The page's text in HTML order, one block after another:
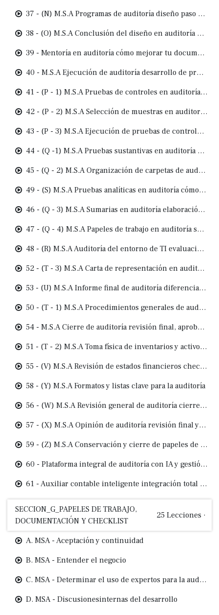
37 - (N) M.S.A Programas de auditoría diseño paso a paso por cuenta y aseveración
38 - (O) M.S.A Conclusión del diseño en auditoría documentar criterios y decisiones finales
39 - Mentoría en auditoría cómo mejorar tu documentación con revisión de calidad
40 - M.S.A Ejecución de auditoría desarrollo de pruebas, diferencias y documentación final
41 - (P - 1) M.S.A Pruebas de controles en auditoría cómo documentar y calcular muestras
42 - (P - 2) M.S.A Selección de muestras en auditoría métodos prácticos y herramientas de apoyo
43 - (P - 3) M.S.A Ejecución de pruebas de controles pasos para una documentación efectiva
44 - (Q -1) M.S.A Pruebas sustantivas en auditoría organización y documentación de sumarias
45 - (Q - 2) M.S.A Organización de carpetas de auditoría estructura, archivos y ejemplos prácticos
49 - (S) M.S.A Pruebas analíticas en auditoría cómo detectar variaciones y riesgos
46 - (Q - 3) M.S.A Sumarias en auditoría elaboración, referencias y control de ajustes
47 - (Q - 4) M.S.A Papeles de trabajo en auditoría sumarias, ajustes y confirmaciones
48 - (R) M.S.A Auditoría del entorno de TI evaluación de cambios y control de vulnerabilidades
52 - (T - 3) M.S.A Carta de representación en auditoría función, alcance y salvaguarda del auditor
53 - (U) M.S.A Informe final de auditoría diferencias, ajustes y comunicación a la gerencia
50 - (T - 1) M.S.A Procedimientos generales de auditoría confirmaciones externas y saldos
54 - M.S.A Cierre de auditoría revisión final, aprobación y entrega de documentación
51 - (T - 2) M.S.A Toma física de inventarios y activos fijos asegurando la existencia en auditoría
55 - (V) M.S.A Revisión de estados financieros checklist y conciliación final
58 - (Y) M.S.A Formatos y listas clave para la auditoría
56 - (W) M.S.A Revisión general de auditoría cierre, ajustes y validación final
57 - (X) M.S.A Opinión de auditoría revisión final y emisión responsable
59 - (Z) M.S.A Conservación y cierre de papeles de trabajo
60 - Plataforma integral de auditoría con IA y gestión documental
61 - Auxiliar contable inteligente integración total con IA
SECCION_G_PAPELES DE TRABAJO,
DOCUMENTACIÓN Y CHECKLIST
25 Lecciones ·
A. MSA - Aceptación y continuidad
B. MSA - Entender el negocio
C. MSA - Determinar el uso de expertos para la auditoria (IT.TAX. actuarios, entre otros)
D. MSA - Discusionesinternas del desarrollo